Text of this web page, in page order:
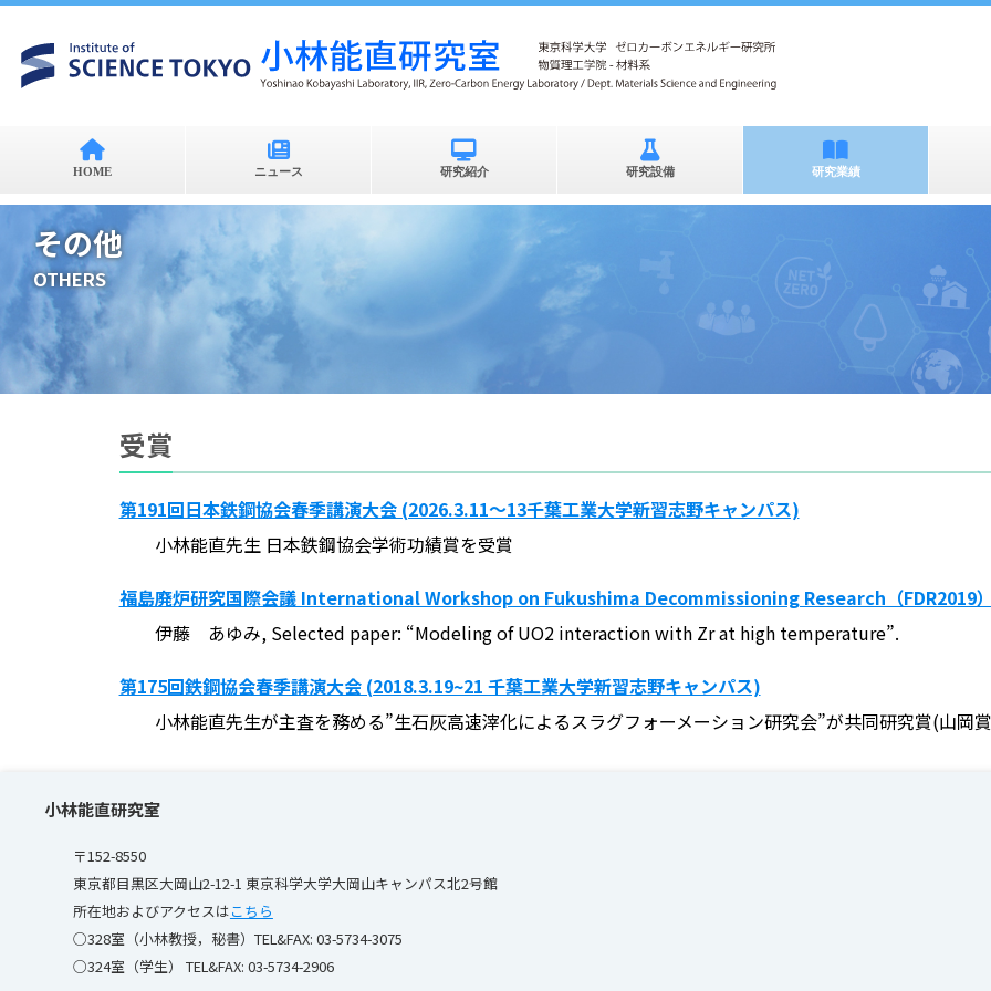
HOME ニュース 研究紹介 研究設備 研究業績
その他
OTHERS
受賞
第191回日本鉄鋼協会春季講演大会 (2026.3.11～13千葉工業大学新習志野キャンパス)
小林能直先生 日本鉄鋼協会学術功績賞を受賞
福島廃炉研究国際会議 International Workshop on Fukushima Decommissioning Research（FDR2019）
伊藤 あゆみ, Selected paper: “Modeling of UO2 interaction with Zr at high temperature”.
第175回鉄鋼協会春季講演大会 (2018.3.19~21 千葉工業大学新習志野キャンパス)
小林能直先生が主査を務める”生石灰高速滓化によるスラグフォーメーション研究会”が共同研究賞(山岡
小林能直研究室
〒152-8550
東京都目黒区大岡山2-12-1 東京科学大学大岡山キャンパス北2号館
所在地およびアクセスはこちら
○328室（小林教授，秘書）TEL&FAX: 03-5734-3075
○324室（学生） TEL&FAX: 03-5734-2906